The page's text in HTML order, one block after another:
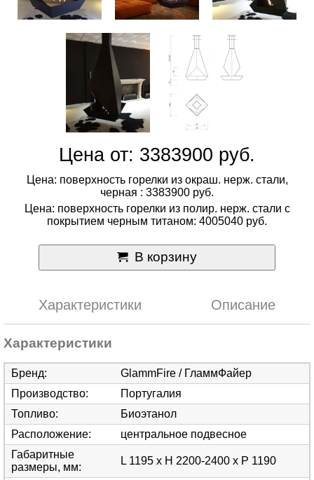
Цена от: 3383900 руб.
Цена: поверхность горелки из окраш. нерж. стали,
черная : 3383900 руб.
Цена: поверхность горелки из полир. нерж. стали с
покрытием черным титаном: 4005040 руб.
В корзину
Характеристики Описание
Характеристики
Бренд:
GlammFire / ГламмФайер
Производство:
Португалия
Топливо:
Биоэтанол
Расположение:
центральное подвесное
Габаритные
размеры, мм:
L 1195 x H 2200-2400 x P 1190